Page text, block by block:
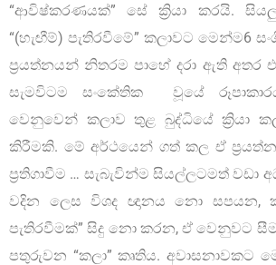
“ආවිෂ්කරණයක්” සේ ක්‍රියා කරයි.
“(හැඟීම්) පැතිරවීමේ” කලාවට මෙන්ම6
ප්‍රයත්නයන් නිතරම පාහේ දරා ඇති අතර
සැමවිටම සංකේතික වූයේ
වෙනුවෙන් කලාව තුළ බුද්ධියේ ක්‍රියා
කිරීමකි. මේ අර්ථයෙන් ගත් කල ඒ ප්‍රයත්න
ප්‍රතිගාවීම … සැබැවින්ම සියල්ලටමත්
වදින ලෙස විශද ඥානය නො සපයන,
පැතිරවීමක්” සිදු නො කරන, ඒ වෙනුවට
පතුරුවන “කලා” කෘතිය. අවාසනාවකට